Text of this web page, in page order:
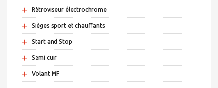
+ Rétroviseur électrochrome
+ Sièges sport et chauffants
+ Start and Stop
+ Semi cuir
+ Volant MF